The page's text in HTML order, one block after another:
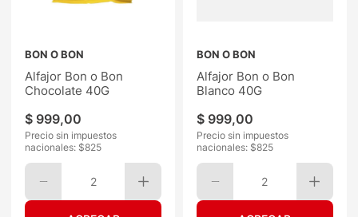
BON O BON
Alfajor Bon o Bon
Chocolate 40G
$ 999,00
Precio sin impuestos
nacionales: $825
2
BON O BON
Alfajor Bon o Bon
Blanco 40G
$ 999,00
Precio sin impuestos
nacionales: $825
2